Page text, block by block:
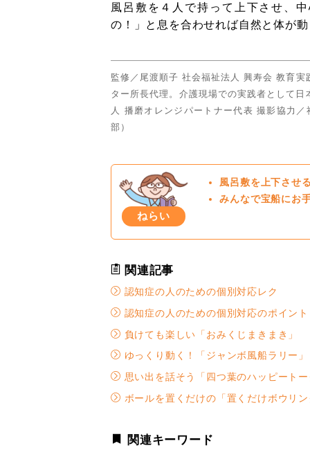
風呂敷を４人で持って上下させ、
の！」と息を合わせれば自然と体が
監修／尾渡順子 社会福祉法人 興寿会 教育
ター所長代理。介護現場での実践者として
人 播磨オレンジパートナー代表 撮影協力
部）
ねらい
風呂敷を上下させ
みんなで宝船にお
関連記事
認知症の人のための個別対応レク
認知症の人のための個別対応のポイント
負けても楽しい「おみくじまきまき」
ゆっくり動く！「ジャンボ風船ラリー」
思い出を話そう「四つ葉のハッピート
ボールを置くだけの「置くだけボウリ
関連キーワード